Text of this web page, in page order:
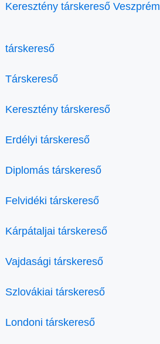
Keresztény társkereső Veszprém
társkereső
Társkereső
Keresztény társkereső
Erdélyi társkereső
Diplomás társkereső
Felvidéki társkereső
Kárpátaljai társkereső
Vajdasági társkereső
Szlovákiai társkereső
Londoni társkereső